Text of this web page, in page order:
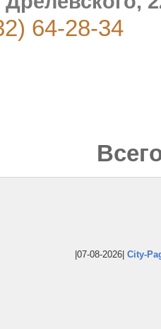
64-28-34
|07-08-2026| City-